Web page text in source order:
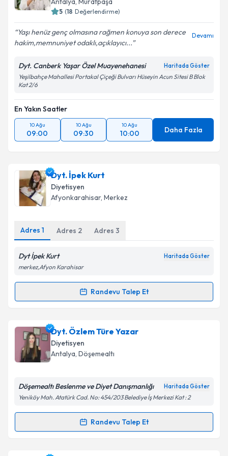
5 (18 Değerlendirme)
Yaşı henüz genç olmasına rağmen konuya son derece
hakim,memnuniyet odaklı,açıklayıcı...
Devamı
Dyt. Canberk Yaşar Özel Muayenehanesi Haritada Göster
Yeşilbahçe Mahallesi Portakal Çiçeği Bulvarı Hüseyin Acun Sitesi B Blok
Kat 2/6
En Yakın Saatler
10 Ağu
09:00
10 Ağu
09:30
10 Ağu
10:00 Daha Fazla
Dyt. İpek Kurt
Diyetisyen
Afyonkarahisar, Merkez
Adres 1 Adres 2 Adres 3
Dyt İpek Kurt Haritada Göster
merkez,Afyon Karahisar
Randevu Talep Et
Randevu Takvimi Talebi
Dyt. İpek Kurtiçin randevu takvimi talebi oluşturun.
Size bu uzmandan randevu almanız için bir takvim
hazırlandığında e-posta ile bilgilendireceğiz.
Kişisel verilerimin işlenmesine ilişkin
Metni'ni okudum ve kişisel verilerimin belirtilen
Dyt. Özlem Türe Yazar
Diyetisyen
Antalya, Döşemealtı
Döşemealtı Beslenme ve Diyet Danışmanlığı Haritada Göster
Yeniköy Mah. Atatürk Cad. No: 454/203 Belediye İş Merkezi Kat : 2
Randevu Talep Et
Randevu Takvimi Talebi